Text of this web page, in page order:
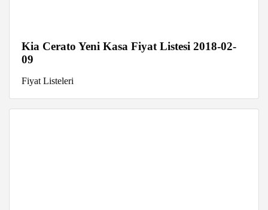
Kia Cerato Yeni Kasa Fiyat Listesi 2018-02-
09
Fiyat Listeleri